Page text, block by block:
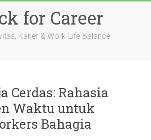
for Career
Karier & Work-Life Balance
Cerdas: Rahasia
Waktu untuk
Bahagia